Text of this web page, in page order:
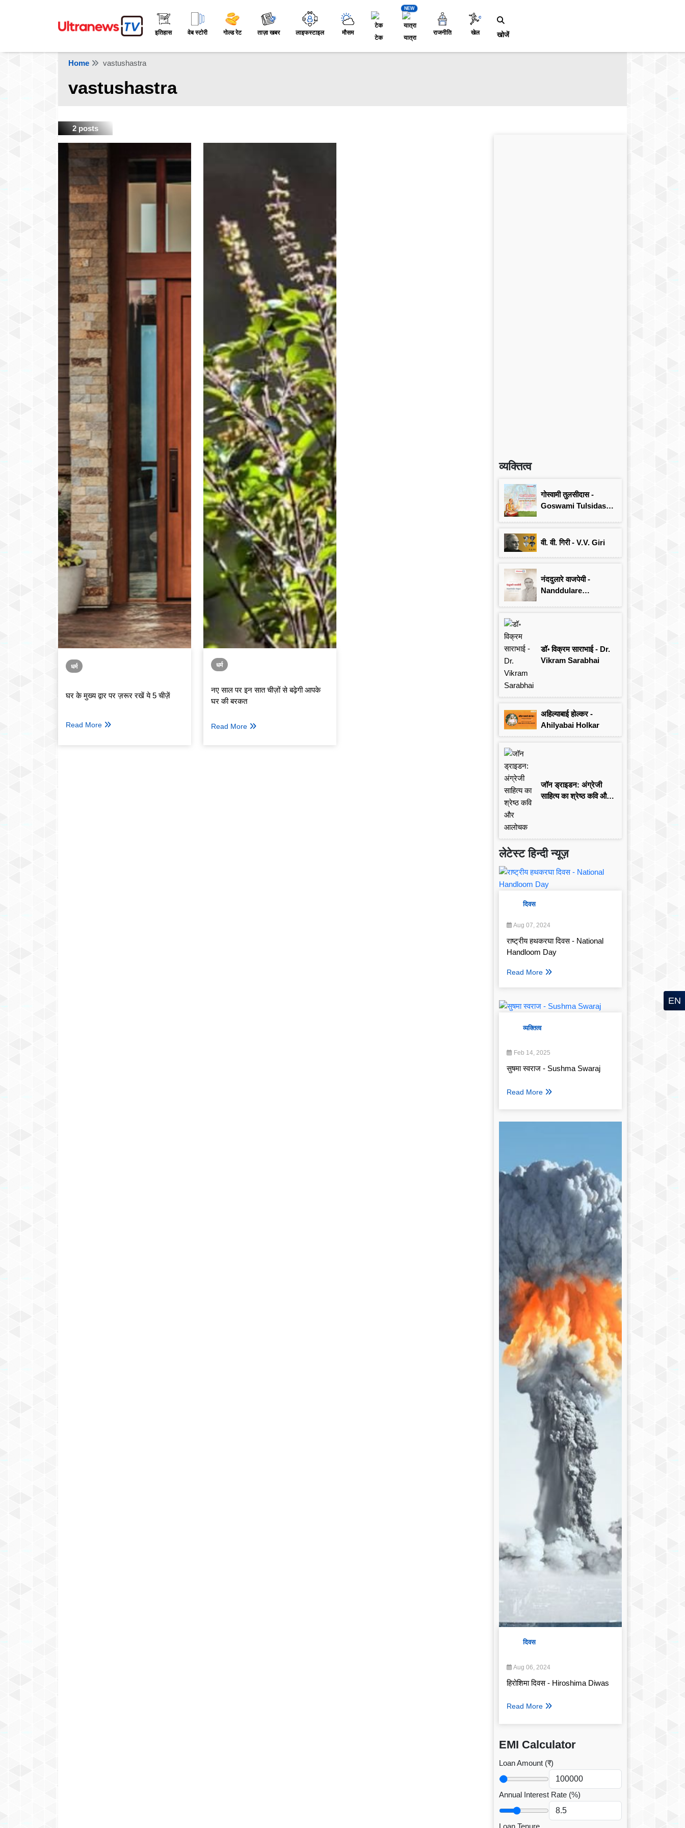
इतिहास वेब स्टोरी गोल्ड रेट ताज़ा खबर लाइफस्टाइल मौसम
टेक
NEW
यात्रा
राजनीति खेल खोजें
Home vastushastra
vastushastra
2 posts
धर्म
घर के मुख्य द्वार पर ज़रूर रखें ये 5 चीज़ें
Read More
धर्म
नए साल पर इन सात चीज़ों से बढ़ेगी आपके
घर की बरकत
Read More
व्यक्तित्व
गोस्वामी तुलसीदास -
Goswami Tulsidas:
वी. वी. गिरी - V.V. Giri
नंददुलारे वाजपेयी -
Nanddulare
डॉ॰ विक्रम साराभाई - Dr.
Vikram Sarabhai
अहिल्याबाई होल्कर -
Ahilyabai Holkar
जॉन ड्राइडन: अंग्रेजी
साहित्य का श्रेष्ठ कवि और
लेटेस्ट हिन्दी न्यूज़
दिवस
Aug 07, 2024
राष्ट्रीय हथकरघा दिवस - National
Handloom Day
Read More
व्यक्तित्व
Feb 14, 2025
सुषमा स्वराज - Sushma Swaraj
Read More
दिवस
Aug 06, 2024
हिरोशिमा दिवस - Hiroshima Diwas
Read More
EMI Calculator
Loan Amount (₹)
Annual Interest Rate (%)
Loan Tenure
EN